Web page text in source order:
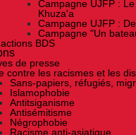
Campagne UJFP :
Khuza'a
Campagne UJFP :
Campagne "Un
BDS
de presse
contre les racismes et les
Sans-papiers, réfugiés,
Islamophobie
Antitsiganisme
Antisémitisme
Négrophobie
Racisme anti-asiatique